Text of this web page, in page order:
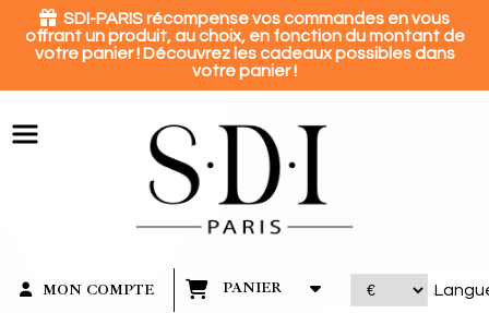
 SDI-PARIS récompense vos commandes en vous
offrant un produit, au choix, en fonction du montant de
votre panier ! Découvrez les cadeaux possibles dans
votre panier !
MON COMPTE PANIER
Panneau de gestion des cookies